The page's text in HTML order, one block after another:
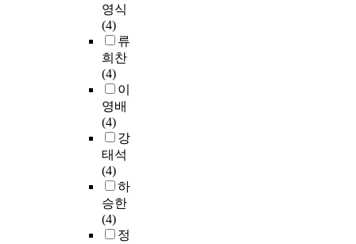
영식
(4)
류
희찬
(4)
이
영배
(4)
강
태석
(4)
하
승한
(4)
정